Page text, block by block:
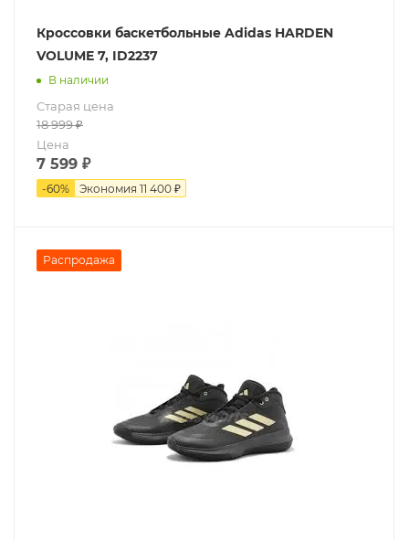
Кроссовки баскетбольные Adidas HARDEN
VOLUME 7, ID2237
В наличии
Старая цена
18 999₽
Цена
7 599 ₽
-60% Экономия 11 400 ₽
Распродажа